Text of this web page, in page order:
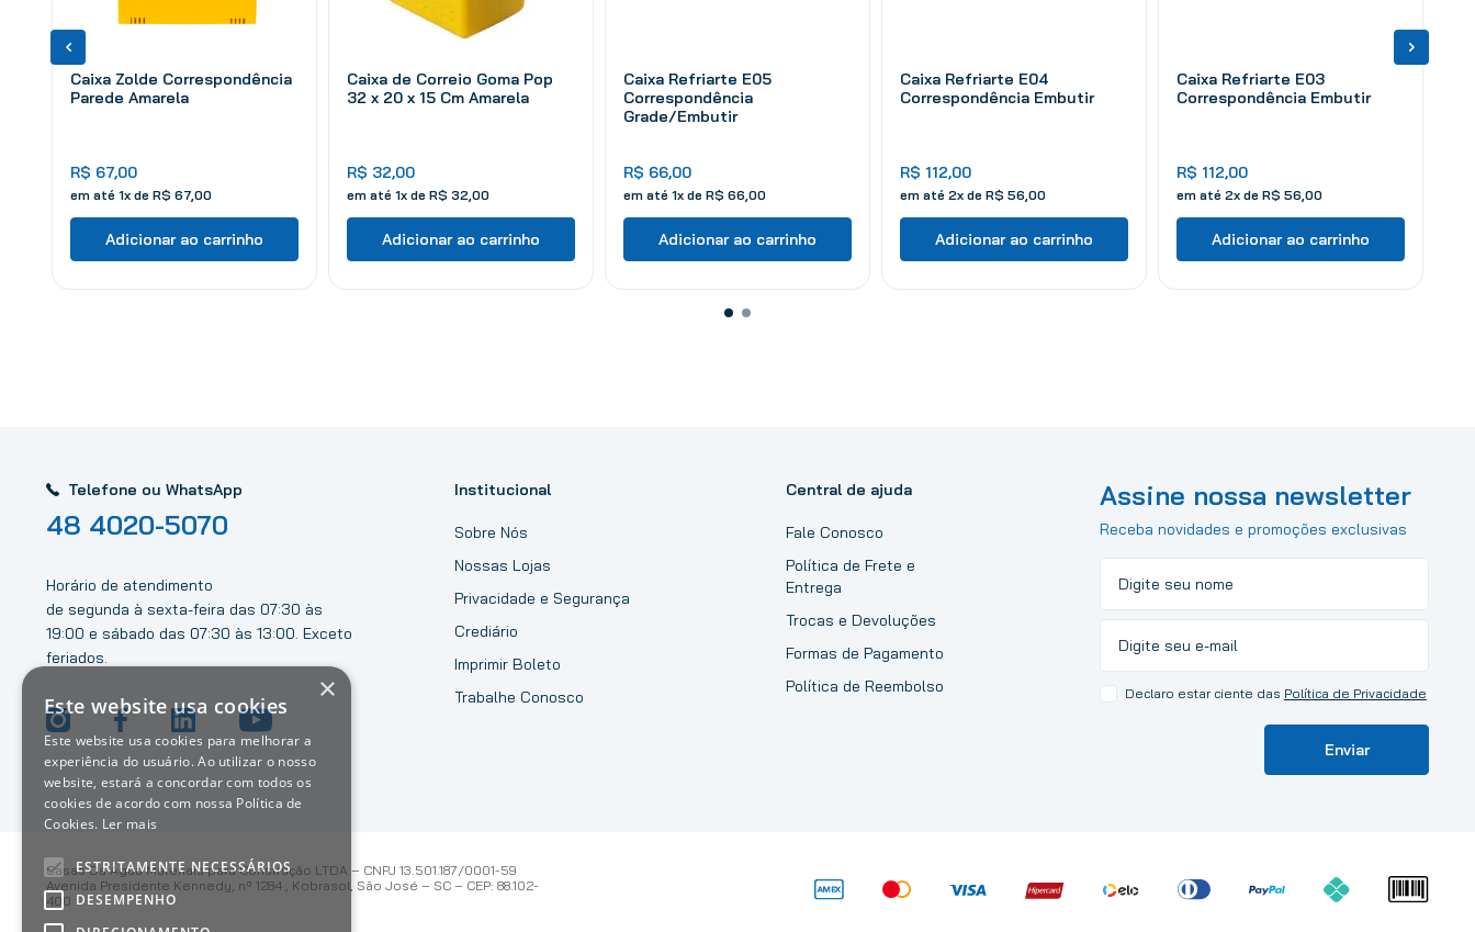
Caixa Zolde Correspondência
Parede Amarela
R$ 67,00
em até 1x de R$ 67 00
Adicionar ao carrinho
Caixa de Correio Goma Pop
32 x 20 x 15 Cm Amarela
R$ 32,00
em até 1x de R$ 32 00
Adicionar ao carrinho
Caixa Refriarte E05
Correspondência
Grade/Embutir
R$ 66,00
em até 1x de R$ 66 00
Adicionar ao carrinho
Caixa Refriarte E04
Correspondência Embutir
R$ 112,00
em até 2x de R$ 56 00
Adicionar ao carrinho
Caixa Refriarte E03
Correspondência Embutir
R$ 112,00
em até 2x de R$ 56 00
Adicionar ao carrinho
Telefone ou WhatsApp
48 4020-5070
Horário de atendimento
de segunda à sexta-feira das 07:30 às
19:00 e sábado das 07:30 às 13:00. Exceto
feriados.
Institucional
Sobre Nós
Nossas Lojas
Privacidade e Segurança
Crediário
Imprimir Boleto
Trabalhe Conosco
Central de ajuda
Fale Conosco
Política de Frete e
Entrega
Trocas e Devoluções
Formas de Pagamento
Política de Reembolso
Assine nossa newsletter
Receba novidades e promoções exclusivas
Declaro estar ciente das Política de Privacidade
Enviar
Casas Da Água Materiais para Construção LTDA – CNPJ 13.501.187/0001-59
Avenida Presidente Kennedy, nº 1284 , Kobrasol, São José – SC – CEP: 88.102-
400
×
Este website usa cookies
Este website usa cookies para melhorar a
experiência do usuário. Ao utilizar o nosso
website, estará a concordar com todos os
cookies de acordo com nossa Política de
Cookies. Ler mais
ESTRITAMENTE NECESSÁRIOS
DESEMPENHO